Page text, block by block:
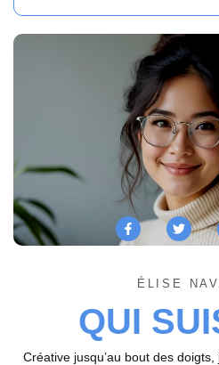
ÉLISE
QUI
Créative jusqu’au bout des